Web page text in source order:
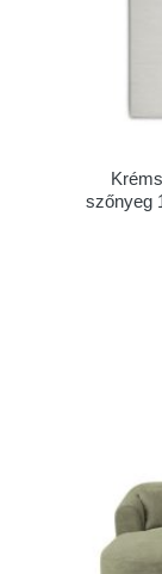
szőnyeg